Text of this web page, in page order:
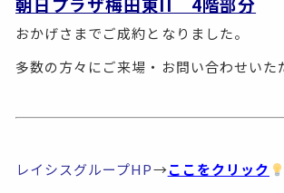
おかげさまでご成約となりました。
多数の方々にご来場・お問い合わせい
レイシスグループHP→ここをクリック